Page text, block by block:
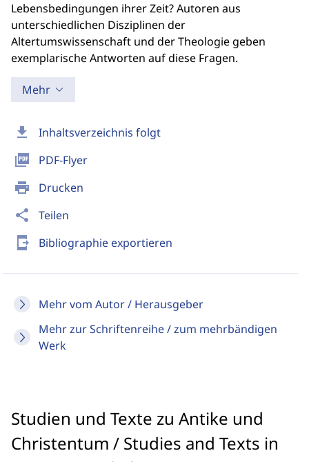
download Inhaltsverzeichnis folgt
picture_as_pdf PDF-Flyer
print Drucken
share Teilen
send_to_mobile Bibliographie exportieren
Mehr vom Autor / Herausgeber
Mehr zur Schriftenreihe / zum mehrbändigen
Werk
Lebensbedingungen ihrer Zeit? Autoren aus
unterschiedlichen Disziplinen der
Altertumswissenschaft und der Theologie geben
exemplarische Antworten auf diese Fragen.
Mehr
Studien und Texte zu Antike und
Christentum / Studies and Texts in